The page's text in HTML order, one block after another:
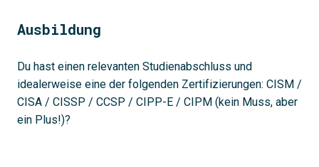
Ausbildung
Du hast einen relevanten Studienabschluss und
idealerweise eine der folgenden Zertifizierungen: CISM /
CISA / CISSP / CCSP / CIPP-E / CIPM (kein Muss, aber
ein Plus!)?